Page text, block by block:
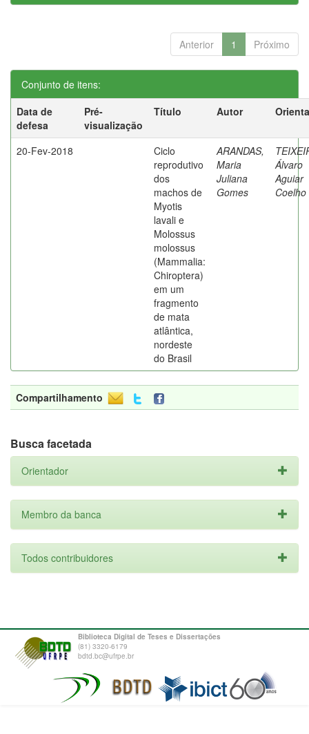
Anterior 1 Próximo
Conjunto de itens:
Data de
defesa
Pré-
visualização
Título Autor
20-Fev-2018
Ciclo
reprodutivo
dos
machos de
Myotis
lavali e
Molossus
molossus
(Mammalia:
Chiroptera)
em um
fragmento
de mata
atlântica,
nordeste
do Brasil
ARANDAS,
Maria
Juliana
Gomes
Álvaro
Aguiar
Coelho
Compartilhamento
Busca facetada
Orientador
Membro da banca
Todos contribuidores
Biblioteca Digital de Teses e Dissertações
(81) 3320-6179
bdtd.bc@ufrpe.br